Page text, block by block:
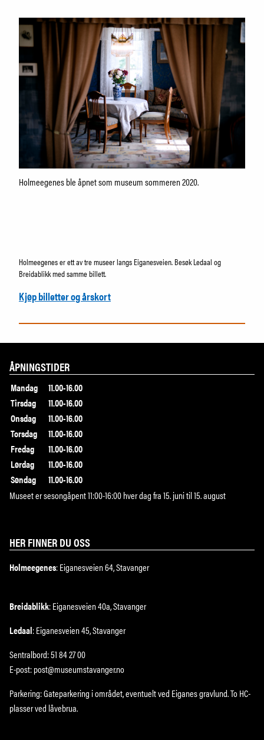
Holmeegenes ble åpnet som museum sommeren 2020.
Holmeegenes er ett av tre museer langs Eiganesveien. Besøk Ledaal og
Breidablikk med samme billett.
Kjøp billetter og årskort
ÅPNINGSTIDER
Mandag
11.00-16.00
Tirsdag
11.00-16.00
Onsdag
11.00-16.00
Torsdag
11.00-16.00
Fredag
11.00-16.00
Lørdag
11.00-16.00
Søndag
11.00-16.00
Museet er sesongåpent 11:00-16:00 hver dag fra 15. juni til 15. august
HER FINNER DU OSS
Holmeegenes: Eiganesveien 64, Stavanger
Breidablikk: Eiganesveien 40a, Stavanger
Ledaal: Eiganesveien 45, Stavanger
Sentralbord: 51 84 27 00
E-post: post@museumstavanger.no
Parkering: Gateparkering i området, eventuelt ved Eiganes gravlund. To HC-
plasser ved låvebrua.